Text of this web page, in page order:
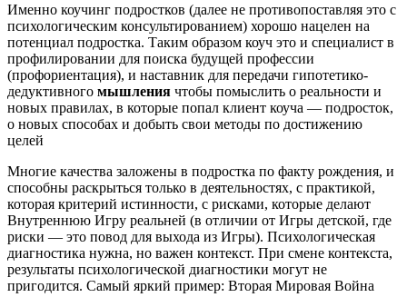
Именно коучинг подростков (далее не противопоставляя это с
психологическим консультированием) хорошо нацелен на
потенциал подростка. Таким образом коуч это и специалист в
профилировании для поиска будущей профессии
(профориентация), и наставник для передачи гипотетико-
дедуктивного мышления чтобы помыслить о реальности и
новых правилах, в которые попал клиент коуча — подросток,
о новых способах и добыть свои методы по достижению
целей
Многие качества заложены в подростка по факту рождения, и
способны раскрыться только в деятельностях, с практикой,
которая критерий истинности, с рисками, которые делают
Внутреннюю Игру реальней (в отличии от Игры детской, где
риски — это повод для выхода из Игры). Психологическая
диагностика нужна, но важен контекст. При смене контекста,
результаты психологической диагностики могут не
пригодится. Самый яркий пример: Вторая Мировая Война